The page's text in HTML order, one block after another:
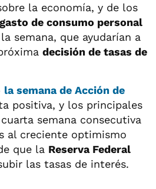
la economía, y de los
gasto de consumo personal
semana, que ayudarían a
decisión de tasas de
la semana de Acción de
positiva, y los principales
semana consecutiva
al creciente optimismo
que la Reserva Federal
las tasas de interés.